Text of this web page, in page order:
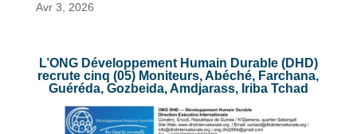
Avr 3, 2026
L’ONG Développement Humain Durable (DHD)
recrute cinq (05) Moniteurs, Abéché, Farchana,
Guéréda, Gozbeida, Amdjarass, Iriba Tchad